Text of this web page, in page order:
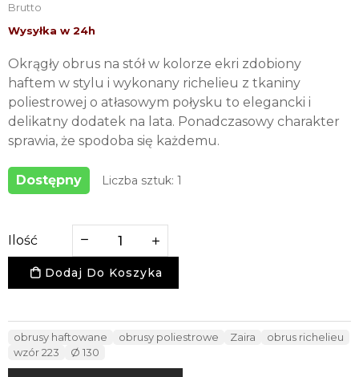
Brutto
Okrągły obrus na stół w kolorze ekri zdobiony
haftem w stylu i wykonany richelieu z tkaniny
poliestrowej o atłasowym połysku to elegancki i
delikatny dodatek na lata. Ponadczasowy charakter
sprawia, że spodoba się każdemu.
Dostępny Liczba sztuk: 1
Ilość
Dodaj Do Koszyka
obrusy haftowane obrusy poliestrowe Zaira
obrus richelieu
wzór 223
Ø 130